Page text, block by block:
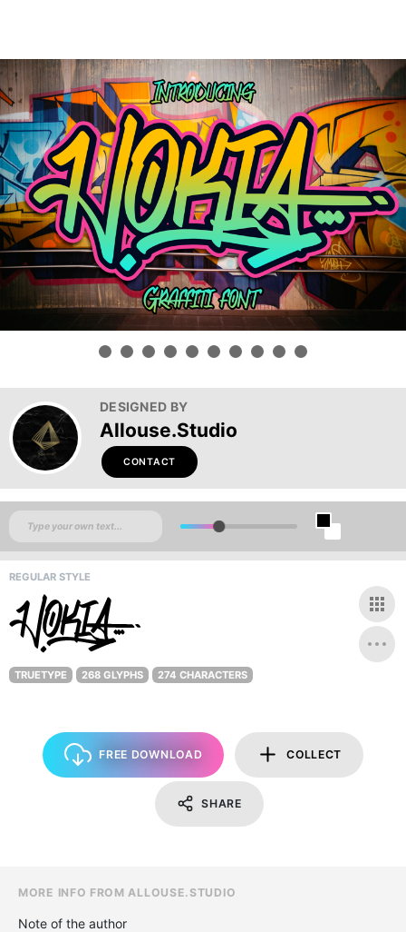
DESIGNED BY
Allouse.Studio
CONTACT
REGULAR STYLE
TRUETYPE 268 GLYPHS 274 CHARACTERS
FREE DOWNLOAD COLLECT
SHARE
MORE INFO FROM ALLOUSE.STUDIO
Note of the author